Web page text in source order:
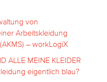
von
Arbeitskleidung
– workLogiX
ALLE MEINE KLEIDER
eigentlich blau?